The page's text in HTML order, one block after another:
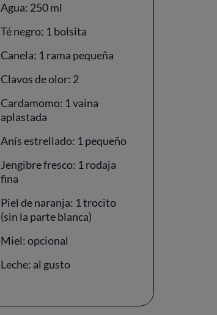
Agua: 250 ml
Té negro: 1 bolsita
Canela: 1 rama pequeña
Clavos de olor: 2
Cardamomo: 1 vaina
aplastada
Anís estrellado: 1 pequeño
Jengibre fresco: 1 rodaja
fina
Piel de naranja: 1 trocito
(sin la parte blanca)
Miel: opcional
Leche: al gusto